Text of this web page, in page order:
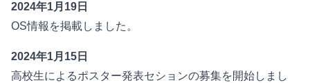
2024年1月19日
OS情報 を掲載しました。
2024年1月15日
高校生によるポスター発表セションの募集を開始しまし